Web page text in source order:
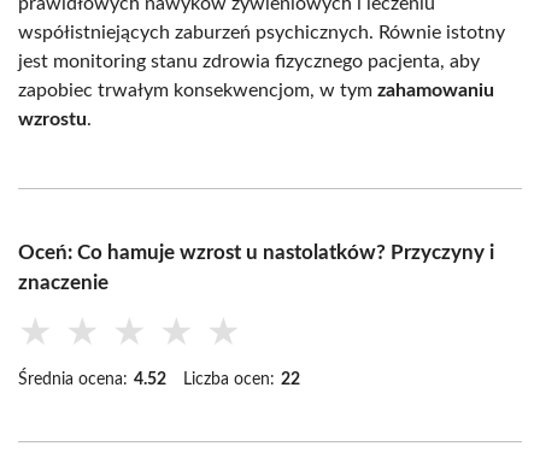
współistniejących zaburzeń psychicznych. Równie istotny
jest monitoring stanu zdrowia fizycznego pacjenta, aby
zapobiec trwałym konsekwencjom, w tym zahamowaniu
wzrostu.
Oceń: Co hamuje wzrost u nastolatków? Przyczyny i
znaczenie
★ ★ ★ ★ ★
Średnia ocena: 4.52 Liczba ocen: 22